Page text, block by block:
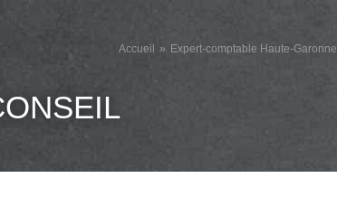
Accueil Expert-comptable Haute-Garonne